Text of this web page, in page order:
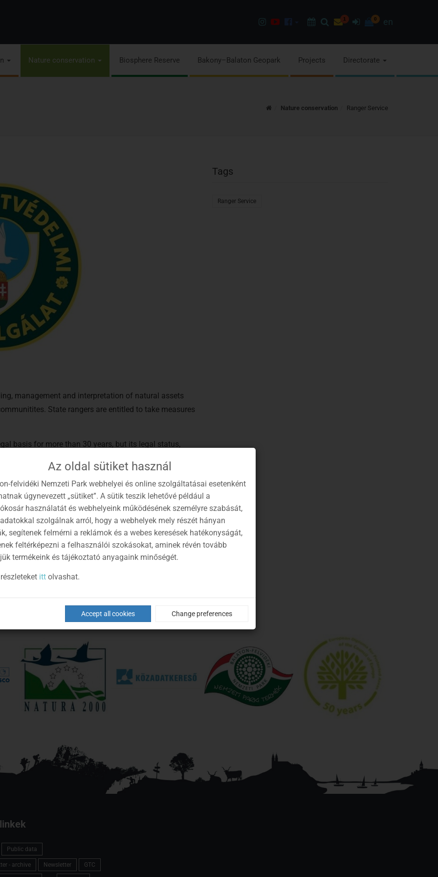
Instagram
YoutubeFacebookProgramok
Search
Newsletter
1
Sign
0 en
Nature conservation Biosphere Reserve Bakony–Balaton Geopark Projects Directorate
HomeNature conservation Ranger Service
management and interpretation of natural assets
State rangers are entitled to take measures
basis for more than 30 years, but its legal status,
during the last decade. Rangers have been public
considerably extended by the second paragraph of
is determined by the Service Regulation issued as a
of the national park directorates in the interest of
degradation of the natural and protected natural
mushroom species and 965 protected animal species
a service permit, a service badge, a handgun
of the rangers as civil rangers.
Tags
Ranger Service
Public data
- archive Newsletter GTC
Az oldal sütiket használ
felvidéki Nemzeti Park webhelyei és online szolgáltatásai esetenként
úgynevezett „sütiket”. A sütik teszik lehetővé például a
használatát és webhelyeink működésének személyre szabását,
szolgálnak arról, hogy a webhelyek mely részét hányan
segítenek felmérni a reklámok és a webes keresések hatékonyságát,
feltérképezni a felhasználói szokásokat, aminek révén tovább
termékeink és tájékoztató anyagaink minőségét.
itt olvashat.
Accept all cookies Change preferences